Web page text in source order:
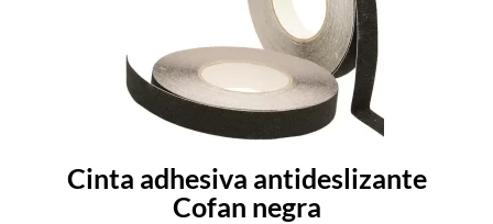
Cinta adhesiva antideslizante
Cofan negra